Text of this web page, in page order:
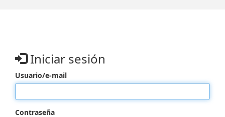
Iniciar sesión
Usuario/e-mail
Contraseña